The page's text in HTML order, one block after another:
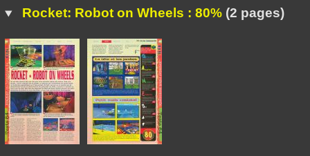
Rocket: Robot on Wheels : 80%(2 pages)